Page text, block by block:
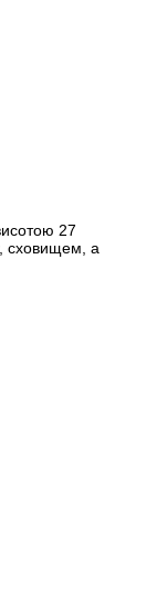
27
сховищем, а